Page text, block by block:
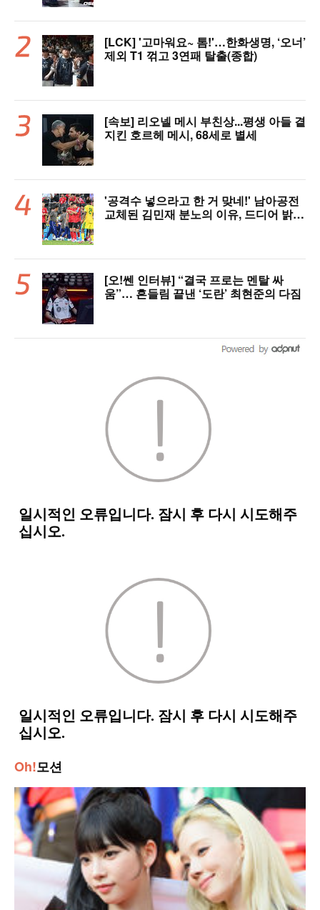
[LCK] '고마워요~ 톰!'…한화생명, ‘오너’
제외 T1 꺾고 3연패 탈출(종합)
[속보] 리오넬 메시 부친상...평생 아들 곁
지킨 호르헤 메시, 68세로 별세
'공격수 넣으라고 한 거 맞네!' 남아공전
교체된 김민재 분노의 이유, 드디어 밝혀
[오!쎈 인터뷰] “결국 프로는 멘탈 싸
움”… 흔들림 끝낸 ‘도란’ 최현준의 다짐
Oh!모션